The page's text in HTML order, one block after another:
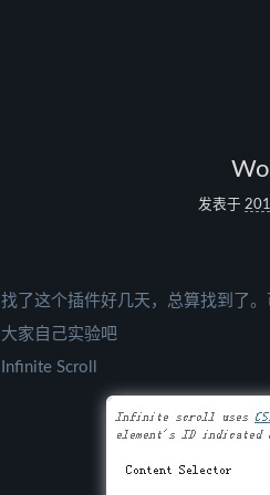
发表于
找了这个插件好几天，总算找到了
大家自己实验吧
Infinite Scroll